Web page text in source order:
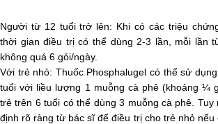
Người từ 12 tuổi trở lên: Khi có các triệu
thời gian điều trị có thể dùng 2-3 lần, mỗi lần
không quá 6 gói/ngày.
Với trẻ nhỏ: Thuốc Phosphalugel có thể sử
tuổi với liều lượng 1 muỗng cà phê (khoảng ¼
trẻ trên 6 tuổi có thể dùng 3 muỗng cà phê. Tuy
định rõ ràng từ bác sĩ để điều trị cho trẻ nhỏ